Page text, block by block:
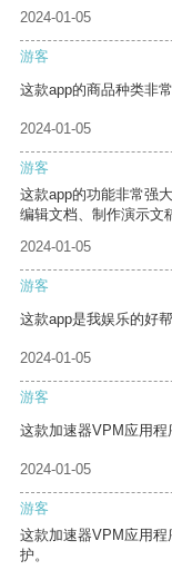
2024-01-05
游客
这款app的商品种类非
2024-01-05
游客
这款app的功能非常强
编辑文档、制作演示文
2024-01-05
游客
这款app是我娱乐的好
2024-01-05
游客
这款加速器VPM应用程
2024-01-05
游客
这款加速器VPM应用
护。